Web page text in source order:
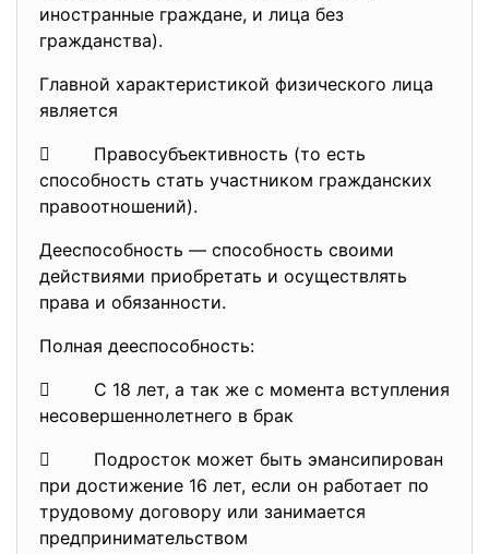
иностранные граждане, и лица без
гражданства).
Главной характеристикой физического лица
является
 Правосубъективность (то есть
способность стать участником гражданских
правоотношений).
Дееспособность — способность своими
действиями приобретать и осуществлять
права и обязанности.
Полная дееспособность:
 С 18 лет, а так же с момента вступления
несовершеннолетнего в брак
 Подросток может быть эмансипирован
при достижение 16 лет, если он работает по
трудовому договору или занимается
предпринимательством